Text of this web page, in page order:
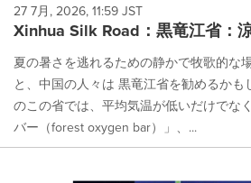
27 7月, 2026, 11:59 JST
Xinhua Silk Road：黒竜江省：
夏の暑さを逃れるための静かで牧歌的な
と、中国の人々は 黒竜江省を勧めるか
のこの省では、平均気温が低いだけでな
バー（forest oxygen bar）」、...